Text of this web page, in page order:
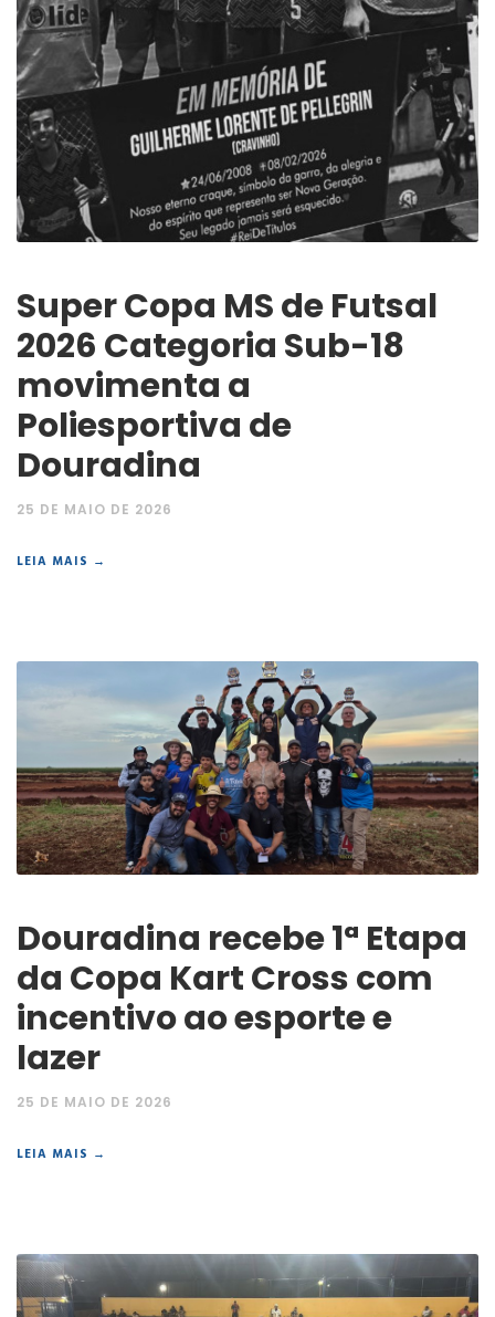
Super Copa MS de Futsal
2026 Categoria Sub-18
movimenta a
Poliesportiva de
Douradina
25 DE MAIO DE 2026
LEIA MAIS →
Douradina recebe 1ª Etapa
da Copa Kart Cross com
incentivo ao esporte e
lazer
25 DE MAIO DE 2026
LEIA MAIS →